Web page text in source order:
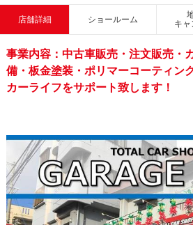
店舗詳細 ショールーム
キャ
事業内容：中古車販売・注文販売・
備・板金塗装・ポリマーコーティ
カーライフをサポート致します！